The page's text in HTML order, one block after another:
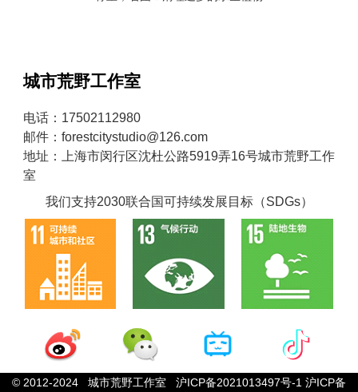
城市荒野工作室
电话：17502112980
邮件：forestcitystudio@126.com
地址：上海市闵行区沈杜公路5919弄16号城市荒野工作
室
我们支持2030联合国可持续发展目标（SDGs）
© 2012-2024 城市荒野工作室 沪ICP备2021013497号-1 沪ICP备